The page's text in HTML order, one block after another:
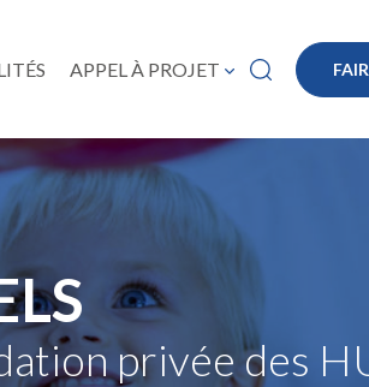
APPEL À PROJET
privée des